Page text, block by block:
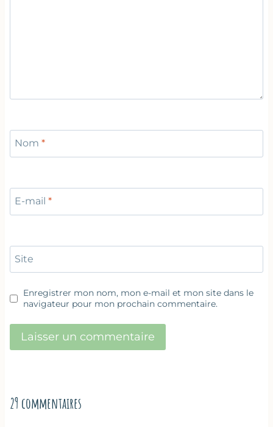
Nom *
E-mail *
Site
Enregistrer mon nom, mon e-mail et mon site dans le
navigateur pour mon prochain commentaire.
29 commentaires